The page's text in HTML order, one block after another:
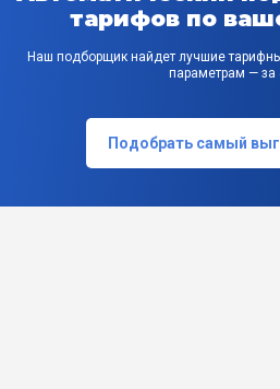
тарифов по
Наш подборщик найдет лучшие
параметрам — за
Подобрать самый